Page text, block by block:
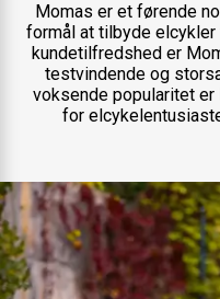
Momas er et førende
formål at tilbyde
kundetilfredshed er
testvindende og
voksende popularitet
for